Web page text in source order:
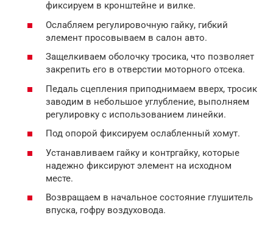
фиксируем в кронштейне и вилке.
Ослабляем регулировочную гайку, гибкий
элемент просовываем в салон авто.
Защелкиваем оболочку тросика, что позволяет
закрепить его в отверстии моторного отсека.
Педаль сцепления приподнимаем вверх, тросик
заводим в небольшое углубление, выполняем
регулировку с использованием линейки.
Под опорой фиксируем ослабленный хомут.
Устанавливаем гайку и контргайку, которые
надежно фиксируют элемент на исходном
месте.
Возвращаем в начальное состояние глушитель
впуска, гофру воздуховода.